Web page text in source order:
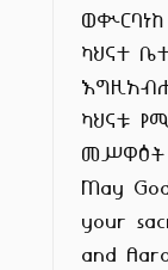
ካህናተ
ካህናቱ
መሥዋዕት
May
your
and